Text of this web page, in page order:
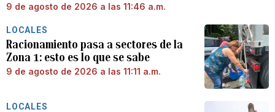
9 de agosto de 2026 a las 11:46 a.m.
LOCALES
Racionamiento pasa a sectores de la
Zona 1: esto es lo que se sabe
9 de agosto de 2026 a las 11:11 a.m.
LOCALES